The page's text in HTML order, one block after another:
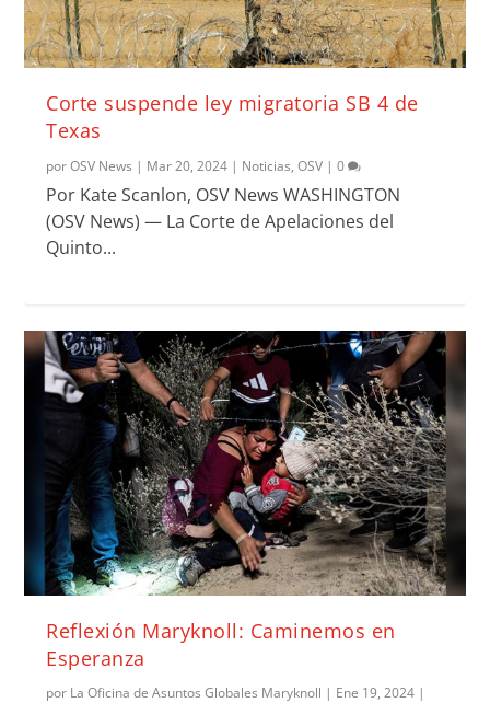
Corte suspende ley migratoria SB 4 de
Texas
porOSV News | Mar 20, 2024 | Noticias,OSV |0
Por Kate Scanlon, OSV News WASHINGTON
(OSV News) — La Corte de Apelaciones del
Quinto...
Reflexión Maryknoll: Caminemos en
Esperanza
por La Oficina de Asuntos Globales Maryknoll | Ene 19, 2024 |